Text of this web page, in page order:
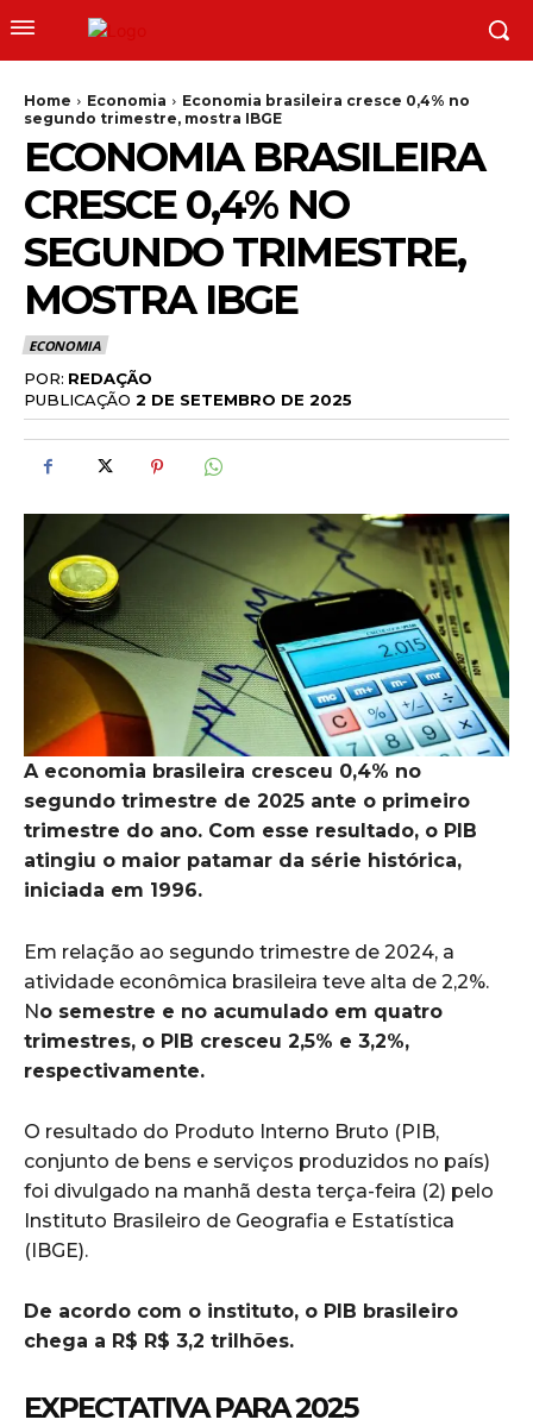
Home Economia
Economia brasileira cresce 0,4% no
segundo trimestre, mostra IBGE
ECONOMIA BRASILEIRA
CRESCE 0,4% NO
SEGUNDO TRIMESTRE,
MOSTRA IBGE
ECONOMIA
POR: REDAÇÃO
PUBLICAÇÃO 2 DE SETEMBRO DE 2025
A economia brasileira cresceu 0,4% no
segundo trimestre de 2025 ante o primeiro
trimestre do ano. Com esse resultado, o PIB
atingiu o maior patamar da série histórica,
iniciada em 1996.
Em relação ao segundo trimestre de 2024, a
atividade econômica brasileira teve alta de 2,2%.
No semestre e no acumulado em quatro
trimestres, o PIB cresceu 2,5% e 3,2%,
respectivamente.
O resultado do Produto Interno Bruto (PIB,
conjunto de bens e serviços produzidos no país)
foi divulgado na manhã desta terça-feira (2) pelo
Instituto Brasileiro de Geografia e Estatística
(IBGE).
De acordo com o instituto, o PIB brasileiro
chega a R$ R$ 3,2 trilhões.
EXPECTATIVA PARA 2025